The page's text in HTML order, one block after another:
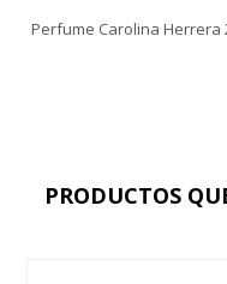
Perfume Carolina Herrera
PRODUCTOS